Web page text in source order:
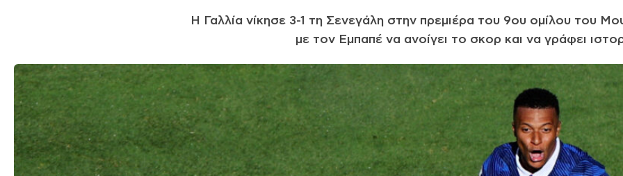
Η Γαλλία νίκησε 3-1 τη Σενεγάλη στην πρεμιέρα του 9ου ομίλου του
με τον Εμπαπέ να ανοίγει το σκορ και να γράφει